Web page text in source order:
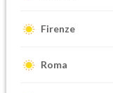
Firenze
Roma